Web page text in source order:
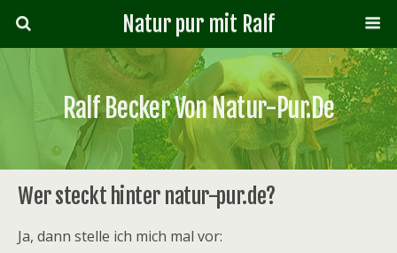
Natur pur mit Ralf
Ralf Becker Von Natur-Pur.de
Wer steckt hinter natur-pur.de?
Ja, dann stelle ich mich mal vor: